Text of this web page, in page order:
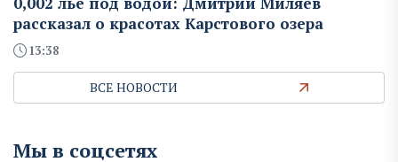
рассказал о красотах Карстового озера
13:38
ВСЕ НОВОСТИ
Мы в соцсетях